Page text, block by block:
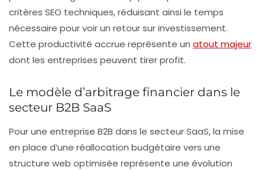
critères SEO techniques, réduisant ainsi le temps
nécessaire pour voir un retour sur investissement.
Cette productivité accrue représente un atout majeur
dont les entreprises peuvent tirer profit.
Le modèle d’arbitrage financier dans le
secteur B2B SaaS
Pour une entreprise B2B dans le secteur SaaS, la mise
en place d’une réallocation budgétaire vers une
structure web optimisée représente une évolution